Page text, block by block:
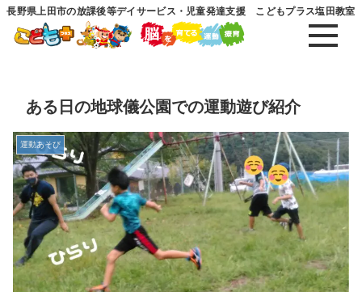
長野県上田市の放課後等デイサービス・児童発達支援 こどもプラス塩田教室
ある日の地球儀公園での運動遊び紹介
運動あそび